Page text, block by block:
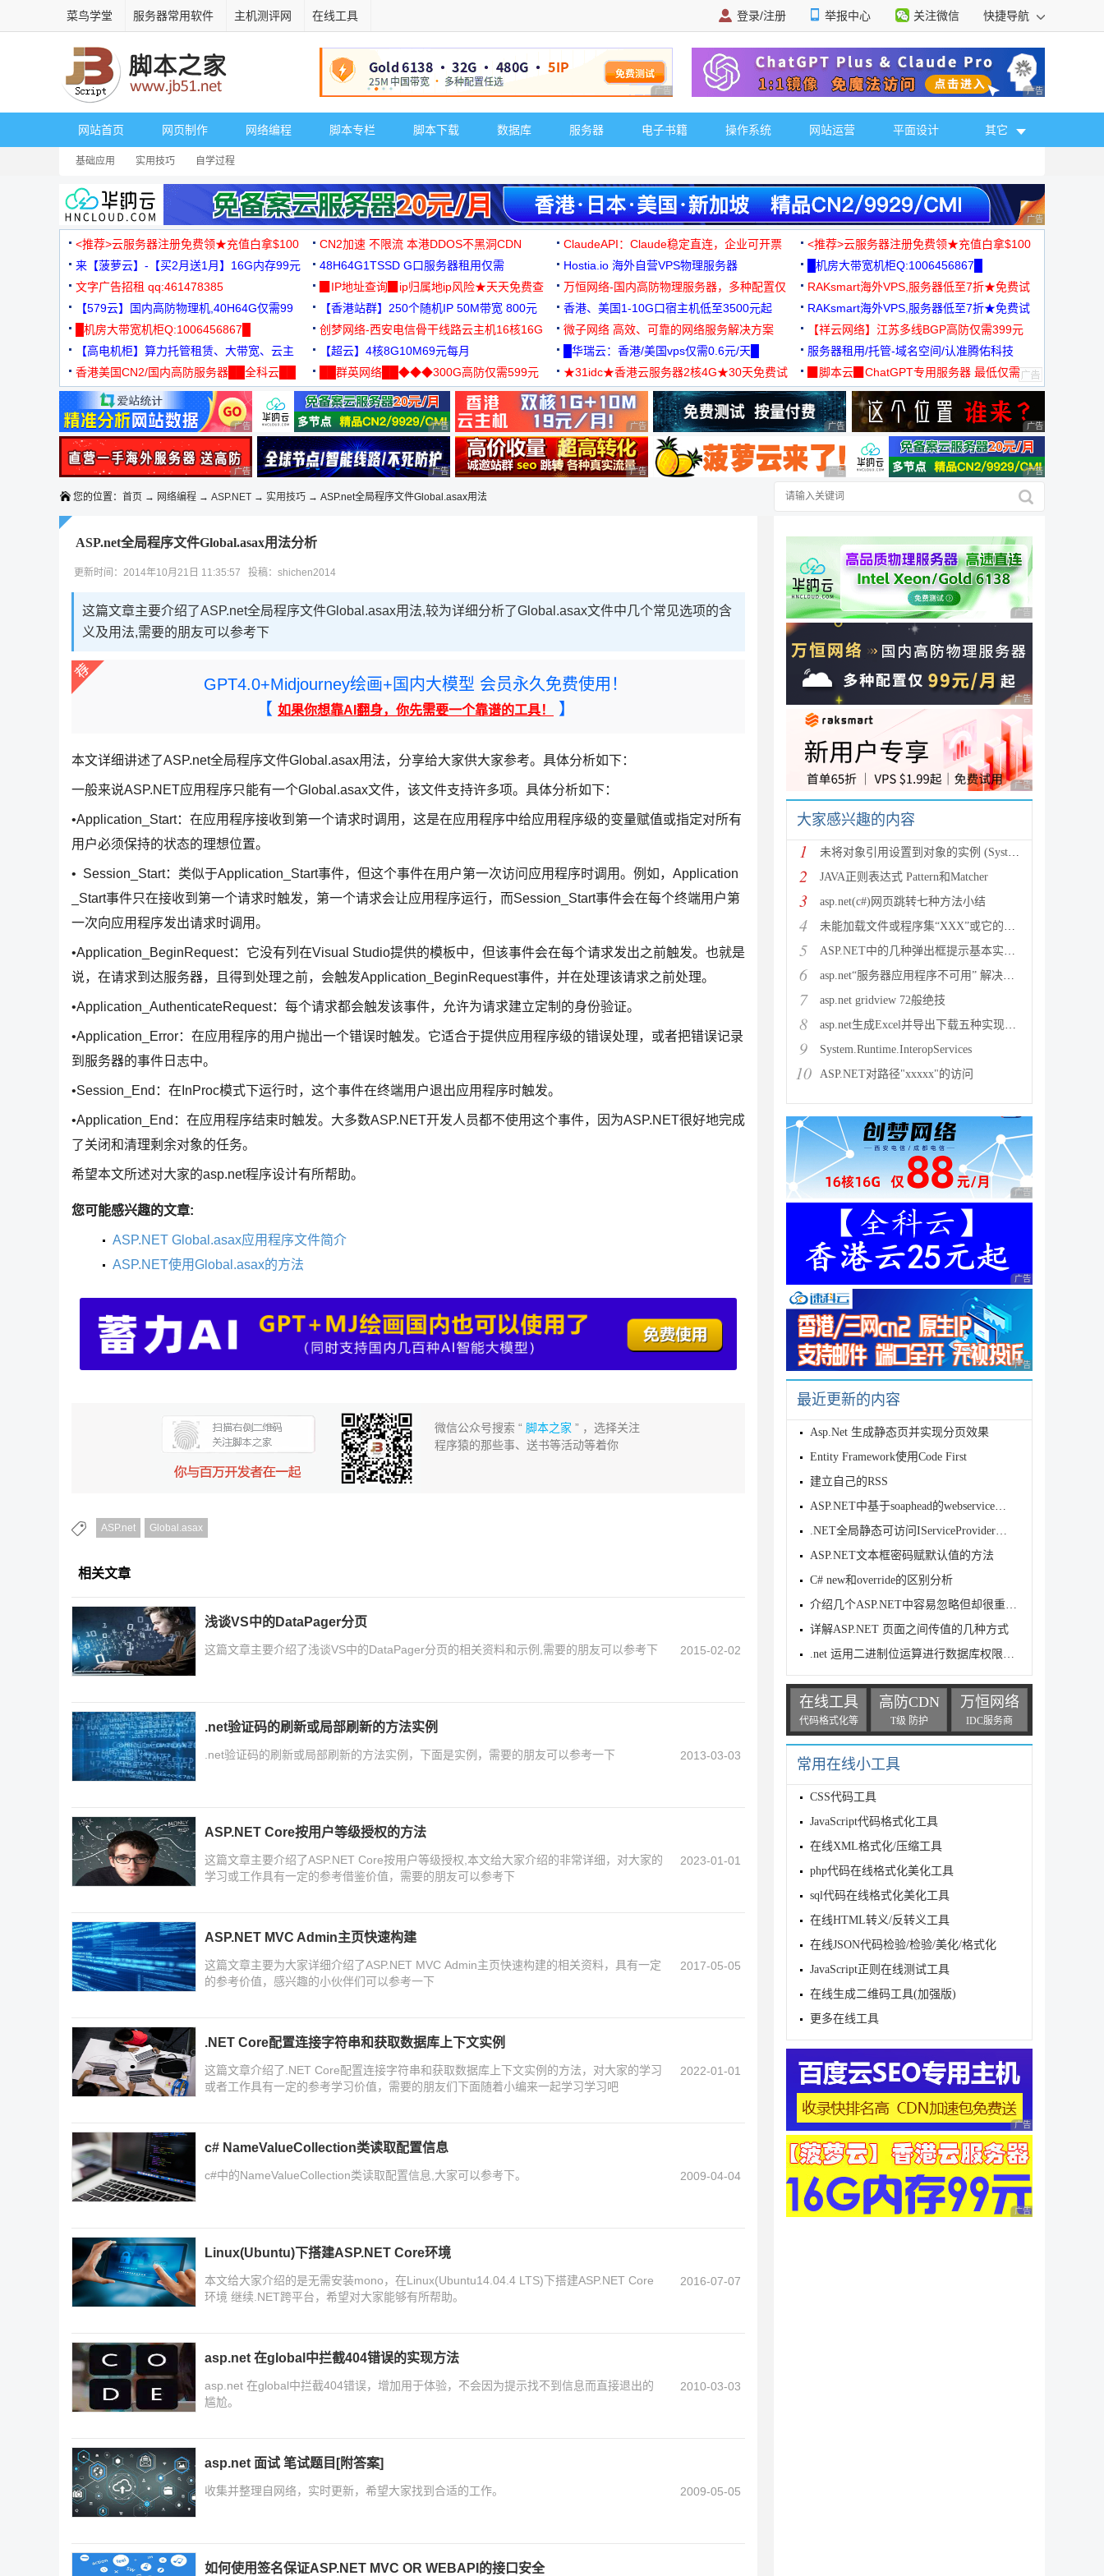
菜鸟学堂 服务器常用软件 主机测评网 在线工具 登录/注册 举报中心 关注微信 快捷导航
广告 商业广告，理性选择 广告 商业广告，理
网站首页 网页制作 网络编程 脚本专栏 脚本下载 数据库 服务器 电子书籍 操作系统 网站运营 平面设计 其它
基础应用 实用技巧 自学过程
广告 商业广告，理
<推荐>云服务器注册免费领★充值白拿$100 CN2加速 不限流 本港DDOS不黑洞CDN ClaudeAPI：Claude稳定直连，企业可开票
<推荐>云服务器注册免费领★充值白拿$100
来【菠萝云】-【买2月送1月】16G内存99元
48H64G1TSSD G口服务器租用仅需
3000+可免费测试
Hostia.io 海外自营VPS物理服务器
█机房大带宽机柜Q:1006456867█
文字广告招租 qq:461478385
▉IP地址查询▉ip归属地ip风险★天天免费查
万恒网络-国内高防物理服务器，多种配置仅
99元/月起
RAKsmart海外VPS,服务器低至7折★免费试
用★
【579云】国内高防物理机,40H64G仅需99
元
【香港站群】250个随机IP 50M带宽 800元 香港、美国1-10G口宿主机低至3500元起
RAKsmart海外VPS,服务器低至7折★免费试
用★
█机房大带宽机柜Q:1006456867█
创梦网络-西安电信骨干线路云主机16核16G
88元/月
微子网络 高效、可靠的网络服务解决方案
【祥云网络】江苏多线BGP高防仅需399元
【高电机柜】算力托管租赁、大带宽、云主
机
【超云】4核8G10M69元每月 █华瑞云：香港/美国vps仅需0.6元/天█
服务器租用/托管-域名空间/认准腾佑科技
香港美国CN2/国内高防服务器██全科云██
██群英网络██◆◆◆300G高防仅需599元
◆◆◆
★31idc★香港云服务器2核4G★30天免费试
用◆
▉脚本云▉ChatGPT专用服务器 最低仅需
19元/月
广告 商业广告，理性选择 广告 商业广告，理性选择 广告 商业广告，理性选择 广告 商业广告，理性选择 广告 商业广告，理
广告 商业广告，理性选择 广告 商业广告，理性选择 广告 商业广告，理性选择 广告 商业广告，理性选择 广告 商业广告，理
您的位置： 首页 → 网络编程 → ASP.NET → 实用技巧 → ASP.net全局程序文件Global.asax用法
ASP.net全局程序文件Global.asax用法分析
更新时间：2014年10月21日 11:35:57 投稿：shichen2014
这篇文章主要介绍了ASP.net全局程序文件Global.asax用法,较为详细分析了Global.asax文件中几个常见选项的含
义及用法,需要的朋友可以参考下
GPT4.0+Midjourney绘画+国内大模型 会员永久免费使用！
【 如果你想靠AI翻身，你先需要一个靠谱的工具！ 】
本文详细讲述了ASP.net全局程序文件Global.asax用法，分享给大家供大家参考。具体分析如下：
一般来说ASP.NET应用程序只能有一个Global.asax文件，该文件支持许多项。具体分析如下：
•Application_Start：在应用程序接收到第一个请求时调用，这是在应用程序中给应用程序级的变量赋值或指定对所有
用户必须保持的状态的理想位置。
• Session_Start：类似于Application_Start事件，但这个事件在用户第一次访问应用程序时调用。例如，Application
_Start事件只在接收到第一个请求时触发，第一个请求会让应用程序运行，而Session_Start事件会在每个终端用户第
一次向应用程序发出请求时调用。
•Application_BeginRequest：它没有列在Visual Studio提供的模板中，但该事件会在每个请求发出之前触发。也就是
说，在请求到达服务器，且得到处理之前，会触发Application_BeginRequest事件，并在处理该请求之前处理。
•Application_AuthenticateRequest：每个请求都会触发该事件，允许为请求建立定制的身份验证。
•Application_Error：在应用程序的用户抛出一个错误时触发。它适合于提供应用程序级的错误处理，或者把错误记录
到服务器的事件日志中。
•Session_End：在InProc模式下运行时，这个事件在终端用户退出应用程序时触发。
•Application_End：在应用程序结束时触发。大多数ASP.NET开发人员都不使用这个事件，因为ASP.NET很好地完成
了关闭和清理剩余对象的任务。
希望本文所述对大家的asp.net程序设计有所帮助。
您可能感兴趣的文章:
ASP.NET Global.asax应用程序文件简介
ASP.NET使用Global.asax的方法
微信公众号搜索 “脚本之家 ” ，选择关注
程序猿的那些事、送书等活动等着你
ASP.net Global.asax
相关文章
浅谈VS中的DataPager分页
这篇文章主要介绍了浅谈VS中的DataPager分页的相关资料和示例,需要的朋友可以参考下 2015-02-02
.net验证码的刷新或局部刷新的方法实例
.net验证码的刷新或局部刷新的方法实例，下面是实例，需要的朋友可以参考一下 2013-03-03
ASP.NET Core按用户等级授权的方法
这篇文章主要介绍了ASP.NET Core按用户等级授权,本文给大家介绍的非常详细，对大家的
学习或工作具有一定的参考借鉴价值，需要的朋友可以参考下
2023-01-01
ASP.NET MVC Admin主页快速构建
这篇文章主要为大家详细介绍了ASP.NET MVC Admin主页快速构建的相关资料，具有一定
的参考价值，感兴趣的小伙伴们可以参考一下
2017-05-05
.NET Core配置连接字符串和获取数据库上下文实例
这篇文章介绍了.NET Core配置连接字符串和获取数据库上下文实例的方法，对大家的学习
或者工作具有一定的参考学习价值，需要的朋友们下面随着小编来一起学习学习吧
2022-01-01
c# NameValueCollection类读取配置信息
c#中的NameValueCollection类读取配置信息,大家可以参考下。 2009-04-04
Linux(Ubuntu)下搭建ASP.NET Core环境
本文给大家介绍的是无需安装mono，在Linux(Ubuntu14.04.4 LTS)下搭建ASP.NET Core
环境 继续.NET跨平台，希望对大家能够有所帮助。
2016-07-07
asp.net 在global中拦截404错误的实现方法
asp.net 在global中拦截404错误，增加用于体验，不会因为提示找不到信息而直接退出的
尴尬。
2010-03-03
asp.net 面试 笔试题目[附答案]
收集并整理自网络，实时更新，希望大家找到合适的工作。 2009-05-05
如何使用签名保证ASP.NET MVC OR WEBAPI的接口安全
广告 商业广告，理性
广告 商业广告，理性
广告 商业广告，理性
大家感兴趣的内容
1 未将对象引用设置到对象的实例 (System.NullRef
2 JAVA正则表达式 Pattern和Matcher
3 asp.net(c#)网页跳转七种方法小结
4 未能加载文件或程序集“XXX”或它的某一个依赖项。试图加载格
5 ASP.NET中的几种弹出框提示基本实现方法
6 asp.net“服务器应用程序不可用” 解决方法
7 asp.net gridview 72般绝技
8 asp.net生成Excel并导出下载五种实现方法
9 System.Runtime.InteropServices
10 ASP.NET对路径"xxxxx"的访问
广告 商业广告，理性
广告 商业广告，理性
广告 商业广告，理性
最近更新的内容
Asp.Net 生成静态页并实现分页效果
Entity Framework使用Code First
建立自己的RSS
ASP.NET中基于soaphead的webservice安全机制
.NET全局静态可访问IServiceProvider的过程详解(支持Bla
ASP.NET文本框密码赋默认值的方法
C# new和override的区别分析
介绍几个ASP.NET中容易忽略但却很重要的方法函数
详解ASP.NET 页面之间传值的几种方式
.net 运用二进制位运算进行数据库权限管理
在线工具
代码格式化等
高防CDN
T级 防护
万恒网络
IDC服务商
常用在线小工具
CSS代码工具
JavaScript代码格式化工具
在线XML格式化/压缩工具
php代码在线格式化美化工具
sql代码在线格式化美化工具
在线HTML转义/反转义工具
在线JSON代码检验/检验/美化/格式化
JavaScript正则在线测试工具
在线生成二维码工具(加强版)
更多在线工具
广告 商业广告，理性
广告 商业广告，理性